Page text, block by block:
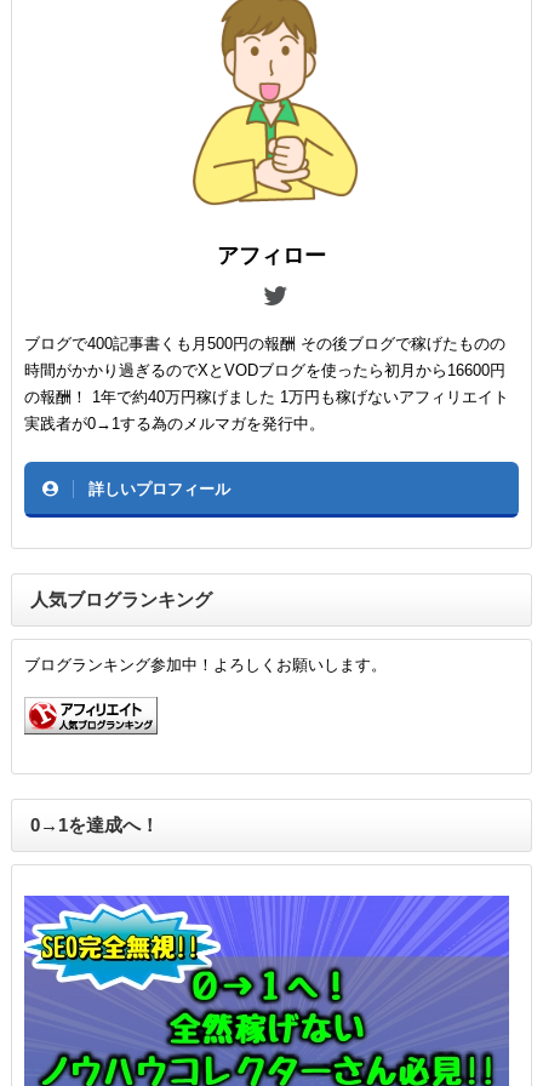
アフィロー
ブログで400記事書くも月500円の報酬 その後ブログで稼げたものの
時間がかかり過ぎるのでXとVODブログを使ったら初月から16600円
の報酬！ 1年で約40万円稼げました 1万円も稼げないアフィリエイト
実践者が0→1する為のメルマガを発行中。
詳しいプロフィール
人気ブログランキング
ブログランキング参加中！よろしくお願いします。
0→1を達成へ！